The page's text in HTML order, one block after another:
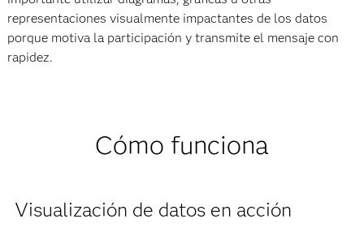
representaciones visualmente impactantes de los datos
porque motiva la participación y transmite el mensaje con
rapidez.
Cómo funciona
Visualización de datos en acción